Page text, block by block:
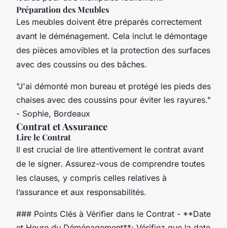
Préparation des Meubles
Les meubles doivent être préparés correctement
avant le déménagement. Cela inclut le démontage
des pièces amovibles et la protection des surfaces
avec des coussins ou des bâches.
"J'ai démonté mon bureau et protégé les pieds des
chaises avec des coussins pour éviter les rayures."
- Sophie, Bordeaux
Contrat et Assurance
Lire le Contrat
Il est crucial de lire attentivement le contrat avant
de le signer. Assurez-vous de comprendre toutes
les clauses, y compris celles relatives à
l’assurance et aux responsabilités.
### Points Clés à Vérifier dans le Contrat - **Date